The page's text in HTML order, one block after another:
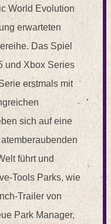
World Evolution
erwarteten
Das Spiel
und Xbox Series
erstmals mit
sich auf eine
führt und
Tools Parks, wie
Trailer von
Park Manager,